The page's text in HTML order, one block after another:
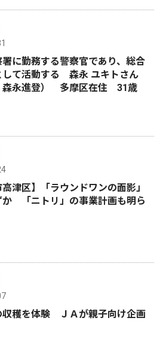
署に勤務する警察官であり、総合
して活動する 森永 ユキトさん
森永進登） 多摩区在住 31歳
高津区】「ラウンドワンの面影」
か 「ニトリ」の事業計画も明ら
収穫を体験 ＪＡが親子向け企画